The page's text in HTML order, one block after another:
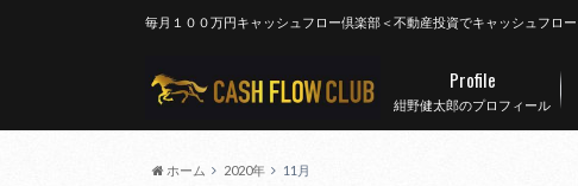
毎月１００万円キャッシュフロー倶楽部＜不動産投資でキャッシュフロ
紺野健太郎のプロフィール
Profile
ホーム 2020年 11月